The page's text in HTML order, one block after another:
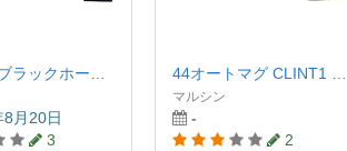
8月20日
3
マルシン
-
2